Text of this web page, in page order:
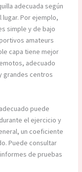
adecuada según
Por ejemplo,
simple y de bajo
amateurs
capa tiene mejor
adecuado
grandes centros
puede
el ejercicio y
un coeficiente
Puede consultar
de pruebas